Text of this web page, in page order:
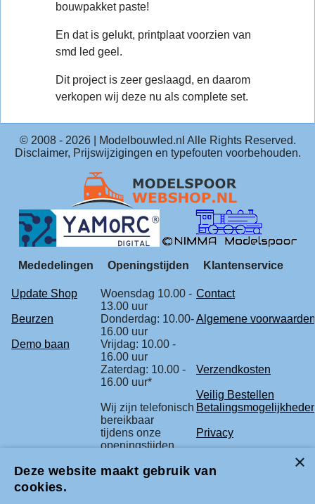
bouwpakket paste!
En dat is gelukt, printplaat voorzien van
smd led geel.
Dit project is zeer geslaagd, en daarom
verkopen wij deze nu als complete set.
© 2008 - 2026| Modelbouwled.nl Alle Rights Reserved.
Disclaimer, Prijswijzigingen en typefouten voorbehouden.
Mededelingen Openingstijden Klantenservice
Update Shop
Woensdag 10.00 -
13.00 uur
Contact
Beurzen
Donderdag: 10.00-
16.00 uur
Algemene voorwaarden
Demo baan
Vrijdag: 10.00 -
16.00 uur
Zaterdag: 10.00 -
16.00 uur*
Verzendkosten
Veilig Bestellen
Wij zijn telefonisch
bereikbaar
tijdens onze
openingstijden.
Privacy
* check voor de
Klachtenregeling
Deze website maakt gebruik van
cookies.